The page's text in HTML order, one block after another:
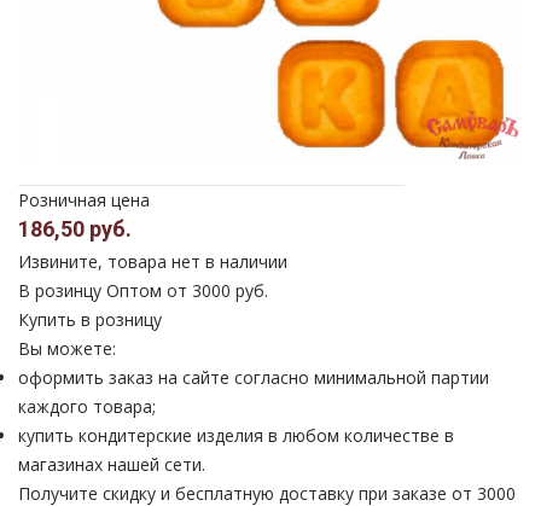
Розничная цена
186,50 руб.
Извините, товара нет в наличии
В розинцу Оптом от 3000 руб.
Купить в розницу
Вы можете:
оформить заказ на сайте согласно минимальной партии
каждого товара;
купить кондитерские изделия в любом количестве в
магазинах нашей сети.
Получите скидку и бесплатную доставку при заказе от 3000